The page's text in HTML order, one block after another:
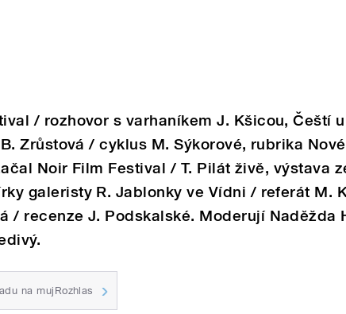
/ rozhovor s varhaníkem J. Kšicou, Čeští
Zrůstová / cyklus M. Sýkorové, rubrika
Noir Film Festival / T. Pilát živě, výstava
galeristy R. Jablonky ve Vídni / referát M.
/ recenze J. Podskalské. Moderují Naděžda
na mujRozhlas